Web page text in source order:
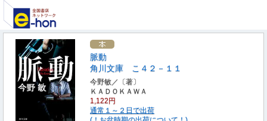
脈動
角川文庫 こ４２－１１
今野敏／〔著〕
ＫＡＤＯＫＡＷＡ
1,122円
通常１～２日で出荷